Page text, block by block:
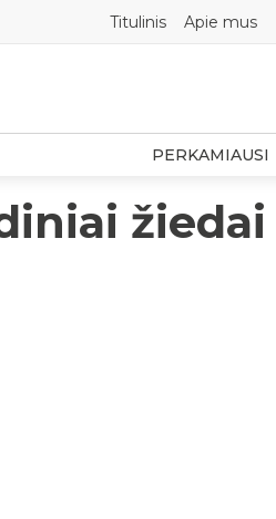
Titulinis Apie mus
PERKAMIAUSI
žiedai